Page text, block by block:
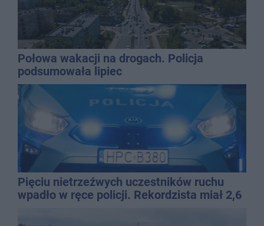
Połowa wakacji na drogach. Policja
podsumowała lipiec
Pięciu nietrzeźwych uczestników ruchu
wpadło w ręce policji. Rekordzista miał 2,6